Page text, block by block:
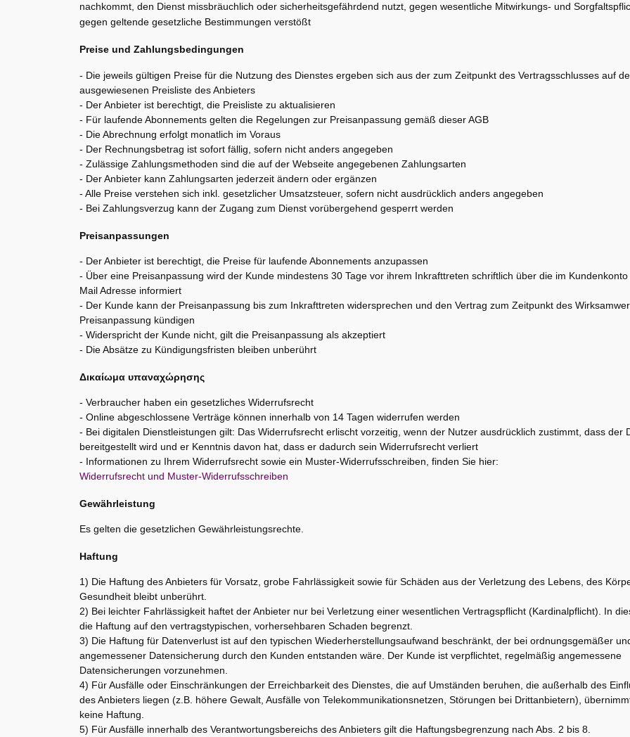
nachkommt, den Dienst missbräuchlich oder sicherheitsgefährdend nutzt, gegen wesentliche Mitwirkungs- und
gegen geltende gesetzliche Bestimmungen verstößt
Preise und Zahlungsbedingungen
- Die jeweils gültigen Preise für die Nutzung des Dienstes ergeben sich aus der zum Zeitpunkt des Vertragsschlusses auf
ausgewiesenen Preisliste des Anbieters
- Der Anbieter ist berechtigt, die Preisliste zu aktualisieren
- Für laufende Abonnements gelten die Regelungen zur Preisanpassung gemäß dieser AGB
- Die Abrechnung erfolgt monatlich im Voraus
- Der Rechnungsbetrag ist sofort fällig, sofern nicht anders angegeben
- Zulässige Zahlungsmethoden sind die auf der Webseite angegebenen Zahlungsarten
- Der Anbieter kann Zahlungsarten jederzeit ändern oder ergänzen
- Alle Preise verstehen sich inkl. gesetzlicher Umsatzsteuer, sofern nicht ausdrücklich anders angegeben
- Bei Zahlungsverzug kann der Zugang zum Dienst vorübergehend gesperrt werden
Preisanpassungen
- Der Anbieter ist berechtigt, die Preise für laufende Abonnements anzupassen
- Über eine Preisanpassung wird der Kunde mindestens 30 Tage vor ihrem Inkrafttreten schriftlich über die im
Mail Adresse informiert
- Der Kunde kann der Preisanpassung bis zum Inkrafttreten widersprechen und den Vertrag zum Zeitpunkt des
Preisanpassung kündigen
- Widerspricht der Kunde nicht, gilt die Preisanpassung als akzeptiert
- Die Absätze zu Kündigungsfristen bleiben unberührt
Δικαίωμα υπαναχώρησης
- Verbraucher haben ein gesetzliches Widerrufsrecht
- Online abgeschlossene Verträge können innerhalb von 14 Tagen widerrufen werden
- Bei digitalen Dienstleistungen gilt: Das Widerrufsrecht erlischt vorzeitig, wenn der Nutzer ausdrücklich zustimmt, dass der
bereitgestellt wird und er Kenntnis davon hat, dass er dadurch sein Widerrufsrecht verliert
- Informationen zu Ihrem Widerrufsrecht sowie ein Muster-Widerrufsschreiben, finden Sie hier:
Widerrufsrecht und Muster-Widerrufsschreiben
Gewährleistung
Es gelten die gesetzlichen Gewährleistungsrechte.
Haftung
1) Die Haftung des Anbieters für Vorsatz, grobe Fahrlässigkeit sowie für Schäden aus der Verletzung des Lebens, des
Gesundheit bleibt unberührt.
2) Bei leichter Fahrlässigkeit haftet der Anbieter nur bei Verletzung einer wesentlichen Vertragspflicht (Kardinalpflicht). In
die Haftung auf den vertragstypischen, vorhersehbaren Schaden begrenzt.
3) Die Haftung für Datenverlust ist auf den typischen Wiederherstellungsaufwand beschränkt, der bei ordnungsgemäßer
angemessener Datensicherung durch den Kunden entstanden wäre. Der Kunde ist verpflichtet, regelmäßig angemessene
Datensicherungen vorzunehmen.
4) Für Ausfälle oder Einschränkungen der Erreichbarkeit des Dienstes, die auf Umständen beruhen, die außerhalb des
des Anbieters liegen (z.B. höhere Gewalt, Ausfälle von Telekommunikationsnetzen, Störungen bei Drittanbietern),
keine Haftung.
5) Für Ausfälle innerhalb des Verantwortungsbereichs des Anbieters gilt die Haftungsbegrenzung nach Abs. 2 bis 8.